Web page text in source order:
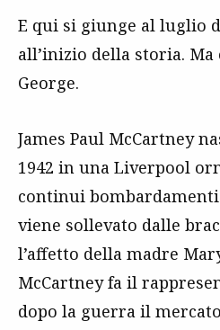
E qui si giunge al luglio
all’inizio della storia. Ma
George.
James Paul McCartney
1942 in una Liverpool
continui
viene sollevato dalle
l’affetto della madre
McCartney fa il
dopo la guerra il